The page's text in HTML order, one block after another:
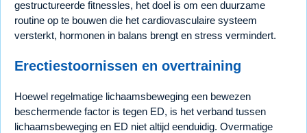
gestructureerde fitnessles, het doel is om een duurzame
routine op te bouwen die het cardiovasculaire systeem
versterkt, hormonen in balans brengt en stress vermindert.
Erectiestoornissen en overtraining
Hoewel regelmatige lichaamsbeweging een bewezen
beschermende factor is tegen ED, is het verband tussen
lichaamsbeweging en ED niet altijd eenduidig. Overmatige